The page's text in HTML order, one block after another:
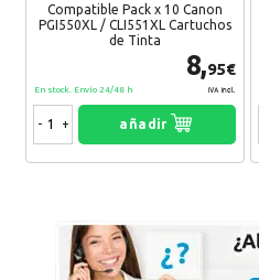
Compatible Pack x 10 Canon
PGI550XL / CLI551XL Cartuchos
de Tinta
8,95€
IVA Incl.
En stock. Envío 24/48 h
- + añadir